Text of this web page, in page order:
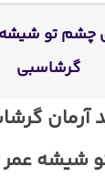
چشم تو شیشه
گرشاسبی
آرمان
شیشه